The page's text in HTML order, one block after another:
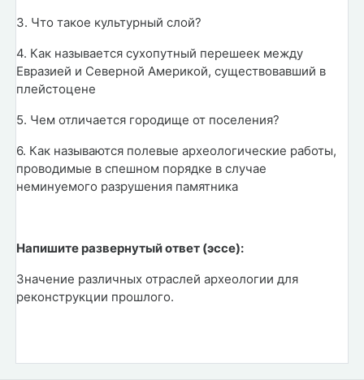
3. Что такое культурный слой?
4. Как называется сухопутный перешеек между
Евразией и Северной Америкой, существовавший в
плейстоцене
5. Чем отличается городище от поселения?
6. Как называются полевые археологические работы,
проводимые в спешном порядке в случае
неминуемого разрушения памятника
Напишите развернутый ответ (эссе):
Значение различных отраслей археологии для
реконструкции прошлого.